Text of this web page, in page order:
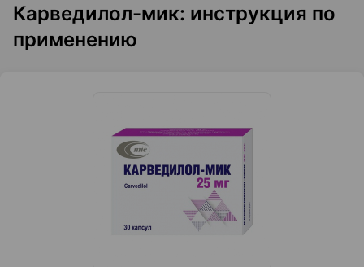
Карведилол-мик: инструкция по
применению